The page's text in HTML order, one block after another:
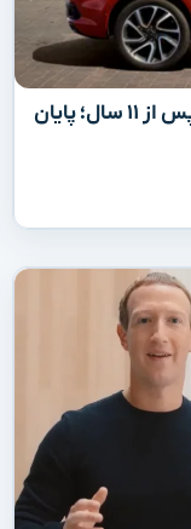
توقف تولید لندروور دیسکاوری اسپرت پس از ۱۱ سال؛ پایان